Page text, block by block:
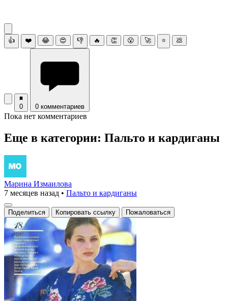
👍 ❤️ 😂 😍 👎 🔥 👏 😮 🚀 ⭐ 💩
0 0 комментариев
Пока нет комментариев
Еще в категории: Пальто и кардиганы
Марина Измаилова
7 месяцев назад • Пальто и кардиганы
Поделиться Копировать ссылку Пожаловаться